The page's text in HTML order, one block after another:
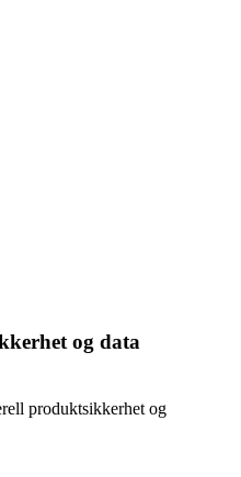
og data
produktsikkerhet og